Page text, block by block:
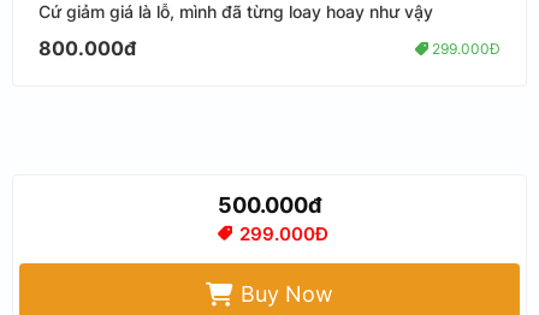
Cứ giảm giá là lỗ, mình đã từng loay hoay như vậy
800.000đ 299.000Đ
500.000đ
299.000Đ
Buy Now